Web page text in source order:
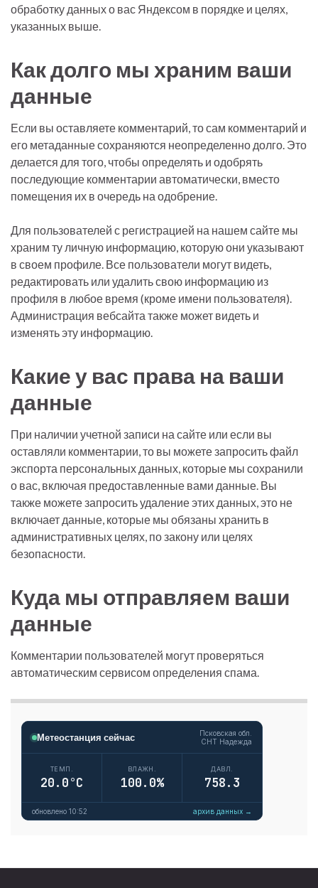
обработку данных о вас Яндексом в порядке и целях,
указанных выше.
Как долго мы храним ваши
данные
Если вы оставляете комментарий, то сам комментарий и
его метаданные сохраняются неопределенно долго. Это
делается для того, чтобы определять и одобрять
последующие комментарии автоматически, вместо
помещения их в очередь на одобрение.
Для пользователей с регистрацией на нашем сайте мы
храним ту личную информацию, которую они указывают
в своем профиле. Все пользователи могут видеть,
редактировать или удалить свою информацию из
профиля в любое время (кроме имени пользователя).
Администрация вебсайта также может видеть и
изменять эту информацию.
Какие у вас права на ваши
данные
При наличии учетной записи на сайте или если вы
оставляли комментарии, то вы можете запросить файл
экспорта персональных данных, которые мы сохранили
о вас, включая предоставленные вами данные. Вы
также можете запросить удаление этих данных, это не
включает данные, которые мы обязаны хранить в
административных целях, по закону или целях
безопасности.
Куда мы отправляем ваши
данные
Комментарии пользователей могут проверяться
автоматическим сервисом определения спама.